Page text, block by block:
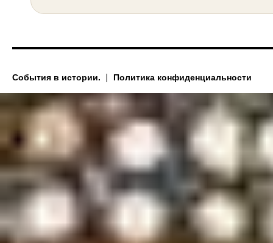
События в истории. Политика конфиденциальности